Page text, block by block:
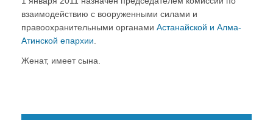
взаимодействию с вооруженными силами и
правоохранительными органами Астанайской и Алма-
Атинской епархии
Женат, имеет сына.